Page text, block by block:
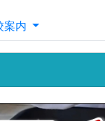
案内